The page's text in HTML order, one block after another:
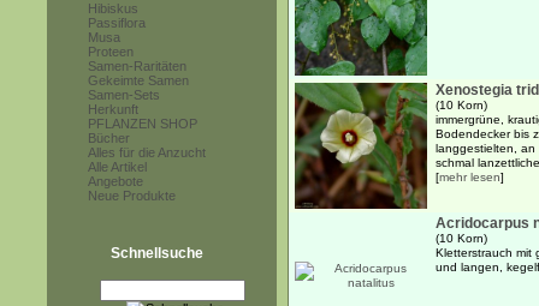
Hibiskus
Passiflora
Musa
Proteen
Samen-Raritäten
Gekeimte Samen
Samen-Sets
Herkunft
PFLANZEN SHOP
Bücher
Alles für die Anzucht
Alle Artikel
Angebote
Neue Produkte
Schnellsuche
Xenostegia
(10 Korn)
immergrüne,
Bodendecker bis
langgestielten, an
schmal
[mehr lesen]
Acridocarpus
(10 Korn)
Kletterstrauch mit
und langen,